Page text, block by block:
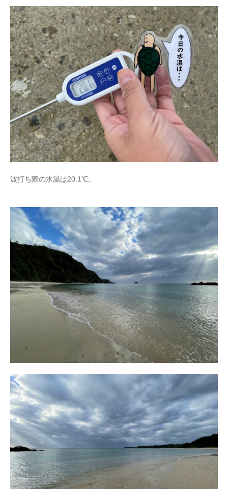
波打ち際の水温は20.1℃。